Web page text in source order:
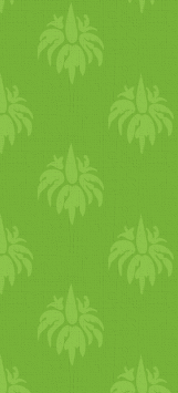
gombás
lap,
el